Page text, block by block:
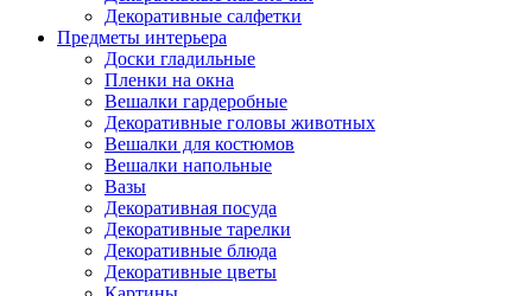
Декоративные салфетки
Предметы интерьера
Доски гладильные
Пленки на окна
Вешалки гардеробные
Декоративные головы животных
Вешалки для костюмов
Вешалки напольные
Вазы
Декоративная посуда
Декоративные тарелки
Декоративные блюда
Декоративные цветы